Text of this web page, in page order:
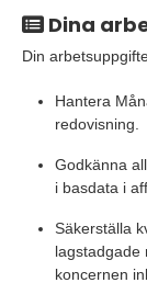
Dina
Din
Hantera
redovisning.
Godkänna
i basdata i
Säkerställa
lagstadgade
koncernen